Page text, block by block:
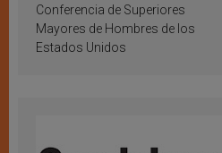
Conferencia de Superiores
Mayores de Hombres de los
Estados Unidos